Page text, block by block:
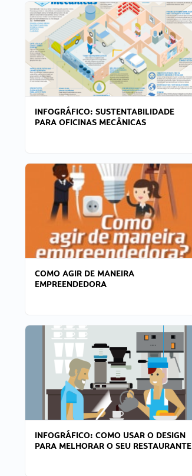
INFOGRÁFICO: SUSTENTABILIDADE
PARA OFICINAS MECÂNICAS
COMO AGIR DE MANEIRA
EMPREENDEDORA
INFOGRÁFICO: COMO USAR O DESIGN
PARA MELHORAR O SEU RESTAURANTE